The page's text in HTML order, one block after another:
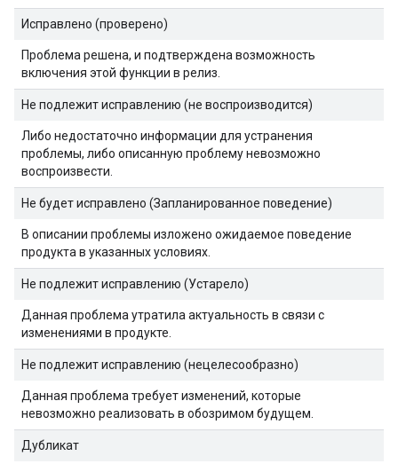
Исправлено (проверено)
Проблема решена, и подтверждена возможность
включения этой функции в релиз.
Не подлежит исправлению (не воспроизводится)
Либо недостаточно информации для устранения
проблемы, либо описанную проблему невозможно
воспроизвести.
Не будет исправлено (Запланированное поведение)
В описании проблемы изложено ожидаемое поведение
продукта в указанных условиях.
Не подлежит исправлению (Устарело)
Данная проблема утратила актуальность в связи с
изменениями в продукте.
Не подлежит исправлению (нецелесообразно)
Данная проблема требует изменений, которые
невозможно реализовать в обозримом будущем.
Дубликат